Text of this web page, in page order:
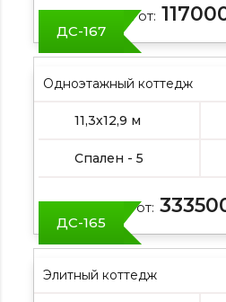
Цена от:
ДС-167
Одноэтажный коттедж
11,3х12,9 м
Спален - 5
Цена от:
ДС-165
Элитный коттедж